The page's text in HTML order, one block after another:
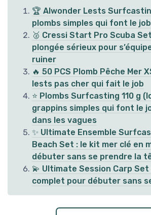
🏆 Alwonder Lests
plombs simples qui font le
🥈 Cressi Start Pro Scuba
plongée sérieux pour
ruiner
🔥 50 PCS Plomb Pêche Mer
lests pas cher qui fait le job
⭐ Plombs Surfcasting 110 g
grappins simples qui font le
dans les vagues
✨ Ultimate Ensemble
Beach Set : le kit mer clé en
débuter sans se prendre la
💫 Ultimate Session Carp
complet pour débuter sans